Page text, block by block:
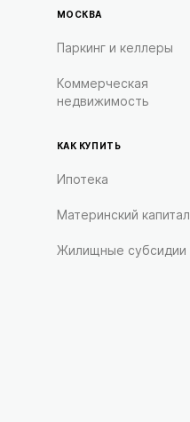
МОСКВА
Паркинг и келлеры
Коммерческая
недвижимость
КАК КУПИТЬ
Ипотека
Материнский капитал
Жилищные субсидии